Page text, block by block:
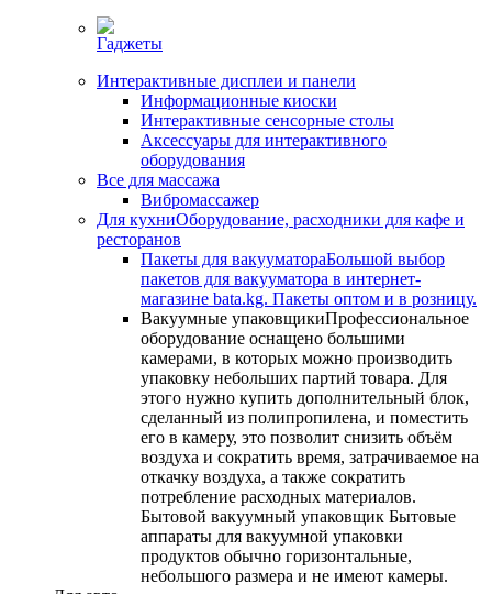
Гаджеты
Интерактивные дисплеи и панели
Информационные киоски
Интерактивные сенсорные столы
Аксессуары для интерактивного
оборудования
Все для массажа
Вибромассажер
Для кухниОборудование, расходники для кафе и
ресторанов
Пакеты для вакууматораБольшой выбор
пакетов для вакууматора в интернет-
магазине bata.kg. Пакеты оптом и в розницу.
Вакуумные упаковщикиПрофессиональное
оборудование оснащено большими
камерами, в которых можно производить
упаковку небольших партий товара. Для
этого нужно купить дополнительный блок,
сделанный из полипропилена, и поместить
его в камеру, это позволит снизить объём
воздуха и сократить время, затрачиваемое на
откачку воздуха, а также сократить
потребление расходных материалов.
Бытовой вакуумный упаковщик Бытовые
аппараты для вакуумной упаковки
продуктов обычно горизонтальные,
небольшого размера и не имеют камеры.